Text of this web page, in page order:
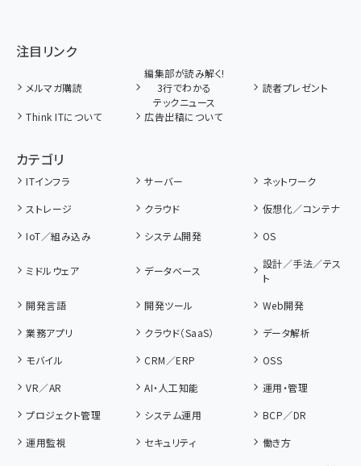
注目リンク
メルマガ購読
編集部が読み解く!
3行でわかる
テックニュース
読者プレゼント
Think ITについて 広告出稿について
カテゴリ
ITインフラ サーバー
ネットワーク
ストレージ
クラウド
仮想化／コンテナ
IoT／組み込み
システム開発 OS
ミドルウェア データベース
設計／手法／テス
ト
開発言語
開発ツール
Web開発
業務アプリ
クラウド（SaaS）
データ解析
モバイル
CRM／ERP
OSS
VR／AR
AI・人工知能
運用・管理
プロジェクト管理
システム運用
BCP／DR
運用監視
セキュリティ
働き方